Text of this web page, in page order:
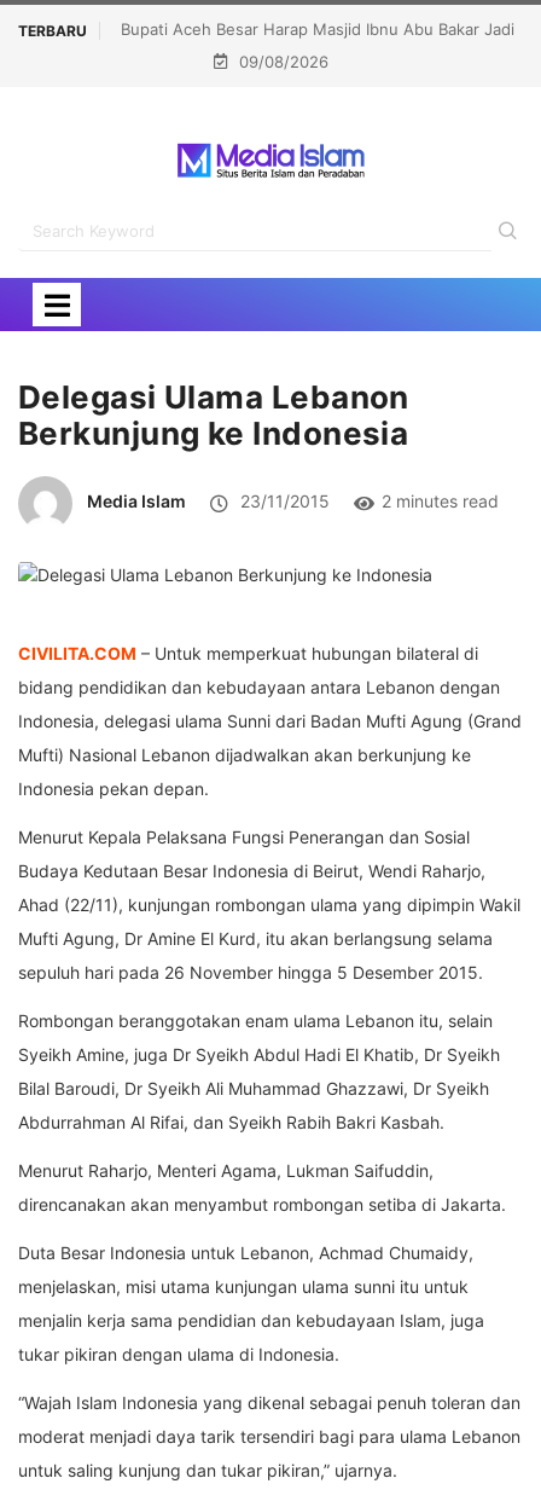
TERBARU
Masjid Ibnu Abu Bakar Jadi
Lomba dan Karnaval HUT RI Jangan
09/08/2026
Delegasi Ulama Lebanon
Berkunjung ke Indonesia
Media Islam 23/11/2015 2 minutes read
CIVILITA.COM – Untuk memperkuat hubungan bilateral di
bidang pendidikan dan kebudayaan antara Lebanon dengan
Indonesia, delegasi ulama Sunni dari Badan Mufti Agung (Grand
Mufti) Nasional Lebanon dijadwalkan akan berkunjung ke
Indonesia pekan depan.
Menurut Kepala Pelaksana Fungsi Penerangan dan Sosial
Budaya Kedutaan Besar Indonesia di Beirut, Wendi Raharjo,
Ahad (22/11), kunjungan rombongan ulama yang dipimpin Wakil
Mufti Agung, Dr Amine El Kurd, itu akan berlangsung selama
sepuluh hari pada 26 November hingga 5 Desember 2015.
Rombongan beranggotakan enam ulama Lebanon itu, selain
Syeikh Amine, juga Dr Syeikh Abdul Hadi El Khatib, Dr Syeikh
Bilal Baroudi, Dr Syeikh Ali Muhammad Ghazzawi, Dr Syeikh
Abdurrahman Al Rifai, dan Syeikh Rabih Bakri Kasbah.
Menurut Raharjo, Menteri Agama, Lukman Saifuddin,
direncanakan akan menyambut rombongan setiba di Jakarta.
Duta Besar Indonesia untuk Lebanon, Achmad Chumaidy,
menjelaskan, misi utama kunjungan ulama sunni itu untuk
menjalin kerja sama pendidian dan kebudayaan Islam, juga
tukar pikiran dengan ulama di Indonesia.
“Wajah Islam Indonesia yang dikenal sebagai penuh toleran dan
moderat menjadi daya tarik tersendiri bagi para ulama Lebanon
untuk saling kunjung dan tukar pikiran,” ujarnya.